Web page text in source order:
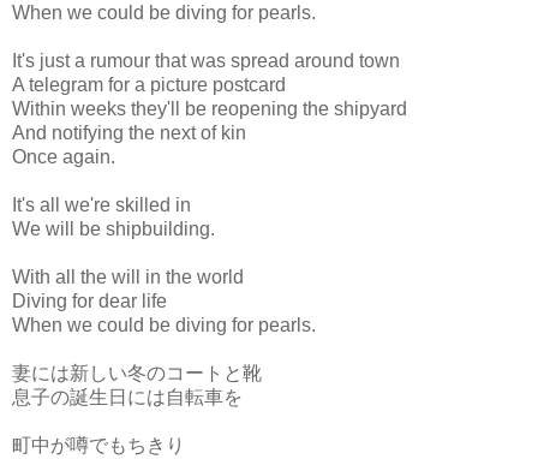
When we could be diving for pearls.
It's just a rumour that was spread around town
A telegram for a picture postcard
Within weeks they'll be reopening the shipyard
And notifying the next of kin
Once again.
It's all we're skilled in
We will be shipbuilding.
With all the will in the world
Diving for dear life
When we could be diving for pearls.
妻には新しい冬のコートと靴
息子の誕生日には自転車を
町中が噂でもちきり